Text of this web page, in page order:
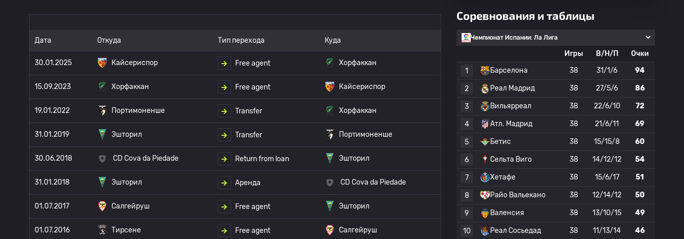
Дата Откуда Тип перехода Куда
30.01.2025 Кайсериспор Free agent Хорфаккан
15.09.2023 Хорфаккан Free agent Кайсериспор
19.01.2022 Портимоненше Transfer Хорфаккан
31.01.2019 Эшторил Transfer Портимоненше
30.06.2018 CD Cova da Piedade Return from loan Эшторил
31.01.2018 Эшторил Аренда CD Cova da Piedade
01.07.2017 Салгейруш Free agent Эшторил
01.07.2016 Тирсене Free agent Салгейруш
Соревнования и таблицы
Чемпионат Испании: Ла Лига
Игры В/Н/П
Очки
1
Барселона 38 31/1/6 94
2 Реал Мадрид 38 27/5/6 86
3 Вильярреал 38 22/6/10 72
4 Атл. Мадрид 38 21/6/11 69
5 Бетис 38 15/15/8 60
6 Сельта Виго 38 14/12/12 54
7 Хетафе 38 15/6/17 51
8 Райо Вальекано 38 12/14/12 50
9 Валенсия 38 13/10/15 49
10 Реал Сосьедад 38 11/13/14 46